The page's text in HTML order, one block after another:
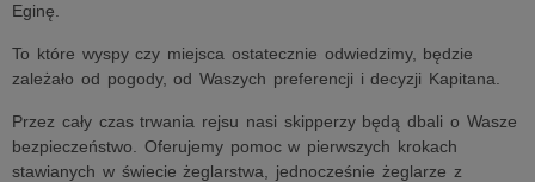
Eginę.
To które wyspy czy miejsca ostatecznie odwiedzimy, będzie
zależało od pogody, od Waszych preferencji i decyzji Kapitana.
Przez cały czas trwania rejsu nasi skipperzy będą dbali o Wasze
bezpieczeństwo. Oferujemy pomoc w pierwszych krokach
stawianych w świecie żeglarstwa, jednocześnie żeglarze z